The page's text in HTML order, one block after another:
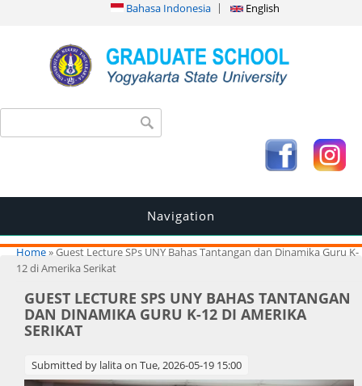
Bahasa Indonesia English
Search form
Navigation
You are here
Home» Guest Lecture SPs UNY Bahas Tantangan dan Dinamika Guru K-
12 di Amerika Serikat
GUEST LECTURE SPS UNY BAHAS TANTANGAN
DAN DINAMIKA GURU K-12 DI AMERIKA
SERIKAT
Submitted by lalitaon Tue, 2026-05-19 15:00